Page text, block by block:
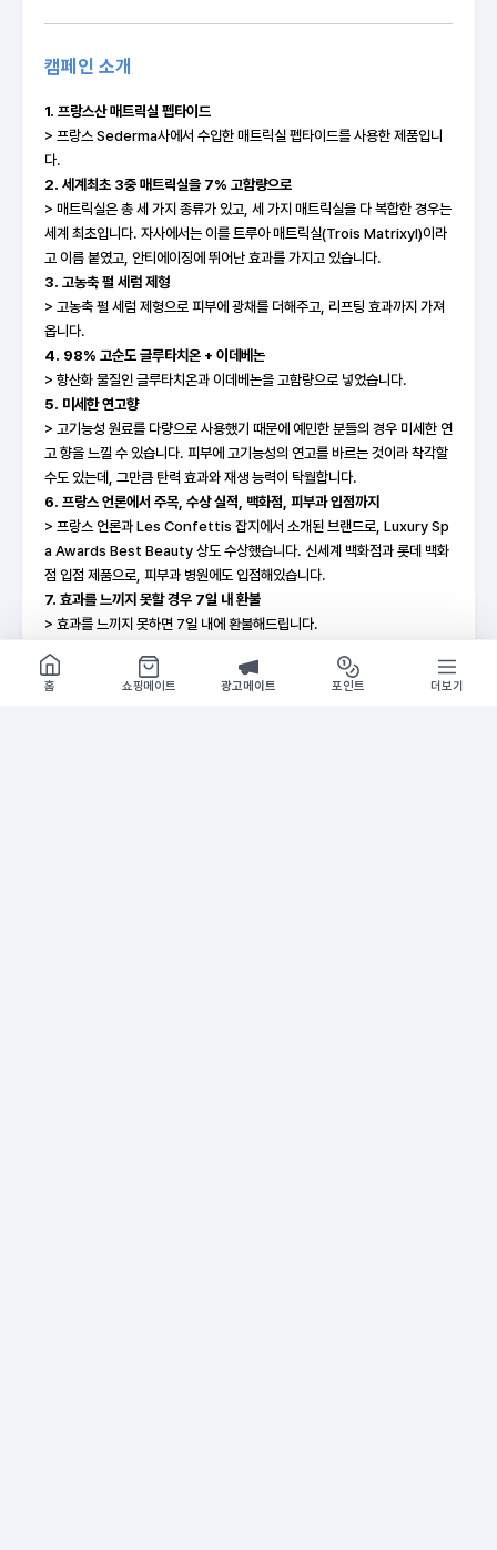
캠페인 소개
1. 프랑스산 매트릭실 펩타이드
> 프랑스 Sederma사에서 수입한 매트릭실 펩타이드를 사용한 제품입니
다.
2. 세계최초 3중 매트릭실을 7% 고함량으로
> 매트릭실은 총 세 가지 종류가 있고, 세 가지 매트릭실을 다 복합한 경우는
세계 최초입니다. 자사에서는 이를 트루아 매트릭실(Trois Matrixyl)이라
고 이름 붙였고, 안티에이징에 뛰어난 효과를 가지고 있습니다.
3. 고농축 펄 세럼 제형
> 고농축 펄 세럼 제형으로 피부에 광채를 더해주고, 리프팅 효과까지 가져
옵니다.
4. 98% 고순도 글루타치온 + 이데베논
> 항산화 물질인 글루타치온과 이데베논을 고함량으로 넣었습니다.
5. 미세한 연고향
> 고기능성 원료를 다량으로 사용했기 때문에 예민한 분들의 경우 미세한 연
고 향을 느낄 수 있습니다. 피부에 고기능성의 연고를 바르는 것이라 착각할
수도 있는데, 그만큼 탄력 효과와 재생 능력이 탁월합니다.
6. 프랑스 언론에서 주목, 수상 실적, 백화점, 피부과 입점까지
> 프랑스 언론과 Les Confettis 잡지에서 소개된 브랜드로, Luxury Sp
a Awards Best Beauty 상도 수상했습니다. 신세계 백화점과 롯데 백화
점 입점 제품으로, 피부과 병원에도 입점해있습니다.
7. 효과를 느끼지 못할 경우 7일 내 환불
> 효과를 느끼지 못하면 7일 내에 환불해드립니다.
> '믿기 어려울 정도로 빠르게 흡수되었다'라고 품평할만큼 흡수력이 뛰어납
니다. 듬뿍 발라서 사용하더라도 온전히 피부에 흡수시킬 수 있습니다.
쇼핑몰 구경하기
방문시 1G
홈
쇼핑메이트 광고메이트 포인트 더보기